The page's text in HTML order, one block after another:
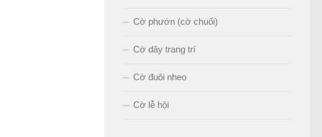
Cờ phướn (cờ chuối)
Cờ dây trang trí
Cờ đuôi nheo
Cờ lễ hội